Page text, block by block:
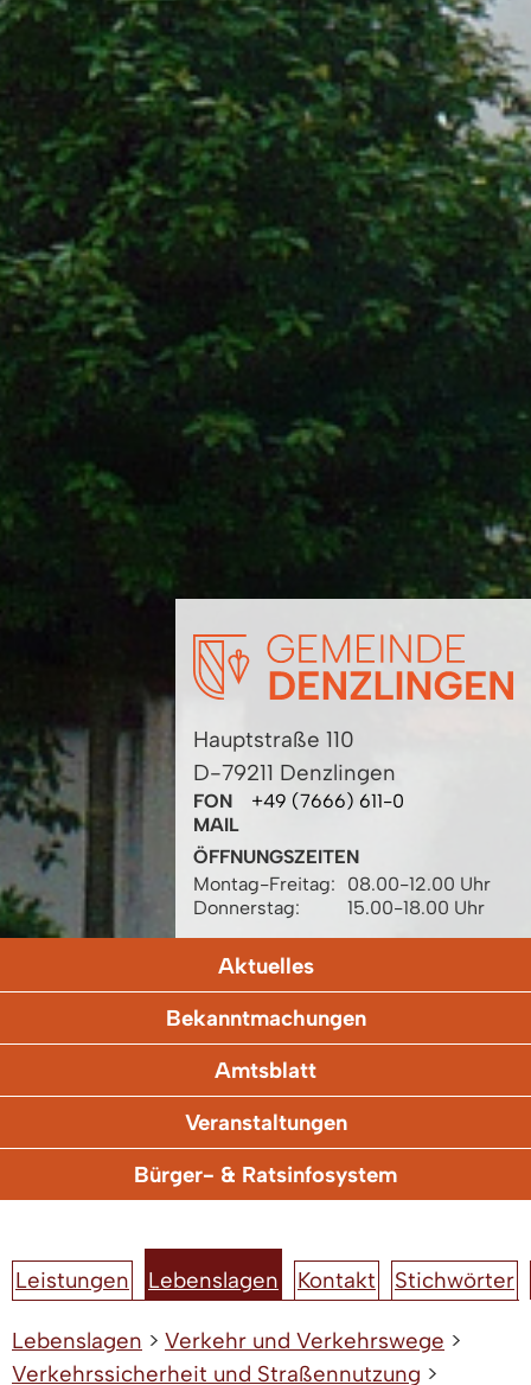
Hauptstraße 110
D-79211 Denzlingen
FON
+49 (7666) 611-0
MAIL
ÖFFNUNGSZEITEN
Montag-Freitag:
08.00-12.00 Uhr
Donnerstag:
15.00-18.00 Uhr
Aktuelles
Bekanntmachungen
Amtsblatt
Veranstaltungen
Bürger- & Ratsinfosystem
Leistungen Lebenslagen Kontakt Stichwörter
Lebenslagen > Verkehr und Verkehrswege >
Verkehrssicherheit und Straßennutzung >